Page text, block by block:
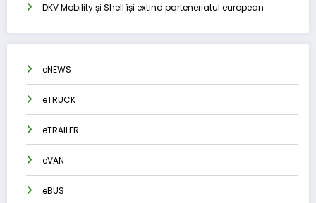
DKV Mobility și Shell își extind parteneriatul european
eNEWS
eTRUCK
eTRAILER
eVAN
eBUS